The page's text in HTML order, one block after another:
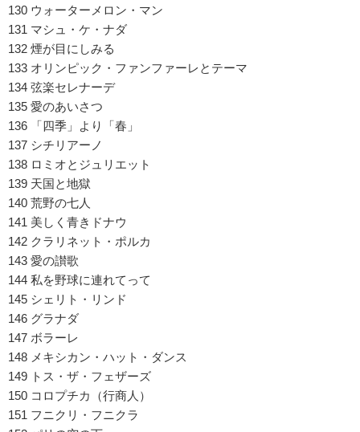
130 ウォーターメロン・マン
131 マシュ・ケ・ナダ
132 煙が目にしみる
133 オリンピック・ファンファーレとテーマ
134 弦楽セレナーデ
135 愛のあいさつ
136 「四季」より「春」
137 シチリアーノ
138 ロミオとジュリエット
139 天国と地獄
140 荒野の七人
141 美しく青きドナウ
142 クラリネット・ポルカ
143 愛の讃歌
144 私を野球に連れてって
145 シェリト・リンド
146 グラナダ
147 ボラーレ
148 メキシカン・ハット・ダンス
149 トス・ザ・フェザーズ
150 コロプチカ（行商人）
151 フニクリ・フニクラ